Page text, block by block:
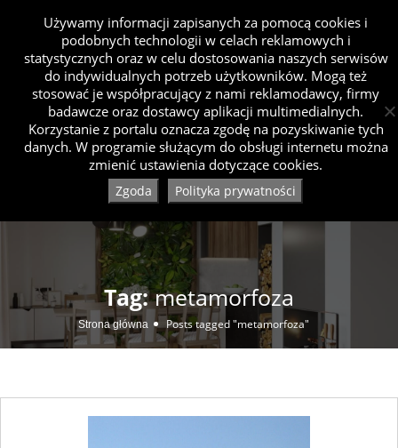
Tag:metamorfoza
Strona główna Posts tagged "metamorfoza"
Używamy informacji zapisanych za pomocą cookies i
podobnych technologii w celach reklamowych i
statystycznych oraz w celu dostosowania naszych serwisów
do indywidualnych potrzeb użytkowników. Mogą też
stosować je współpracujący z nami reklamodawcy, firmy
badawcze oraz dostawcy aplikacji multimedialnych.
Korzystanie z portalu oznacza zgodę na pozyskiwanie tych
danych. W programie służącym do obsługi internetu można
zmienić ustawienia dotyczące cookies.
Zgoda Polityka prywatności